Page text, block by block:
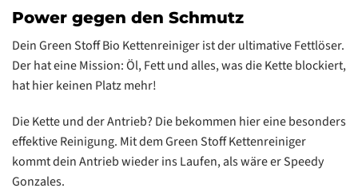
Power gegen den Schmutz
Dein Green Stoff Bio Kettenreiniger ist der ultimative Fettlöser.
Der hat eine Mission: Öl, Fett und alles, was die Kette blockiert,
hat hier keinen Platz mehr!
Die Kette und der Antrieb? Die bekommen hier eine besonders
effektive Reinigung. Mit dem Green Stoff Kettenreiniger
kommt dein Antrieb wieder ins Laufen, als wäre er Speedy
Gonzales.